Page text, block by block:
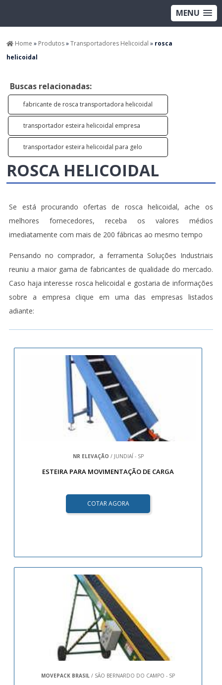
MENU
Home » Produtos»Transportadores Helicoidal » rosca
helicoidal
Buscas relacionadas:
fabricante de rosca transportadora helicoidal
transportador esteira helicoidal empresa
transportador esteira helicoidal para gelo
ROSCA HELICOIDAL
Se está procurando ofertas de rosca helicoidal, ache os
melhores fornecedores, receba os valores médios
imediatamente com mais de 200 fábricas ao mesmo tempo
Pensando no comprador, a ferramenta Soluções Industriais
reuniu a maior gama de fabricantes de qualidade do mercado.
Caso haja interesse rosca helicoidal e gostaria de informações
sobre a empresa clique em uma das empresas listados
adiante:
NR ELEVAÇÃO / JUNDIAÍ - SP
ESTEIRA PARA MOVIMENTAÇÃO DE CARGA
COTAR AGORA
MOVEPACK BRASIL / SÃO BERNARDO DO CAMPO - SP